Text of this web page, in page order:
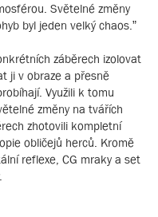
Světelné změny
byl jeden velký chaos.”
záběrech izolovat
ji v obraze a přesně
Využili k tomu
změny na tvářích
zhotovili kompletní
obličejů herců. Kromě
reflexe, CG mraky a set